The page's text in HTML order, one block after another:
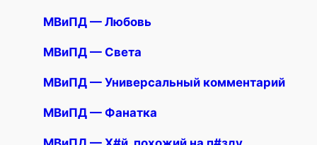
МВиПД — Любовь
МВиПД — Света
МВиПД — Универсальный комментарий
МВиПД — Фанатка